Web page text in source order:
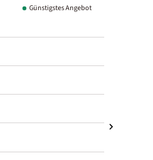
Günstigstes Angebot